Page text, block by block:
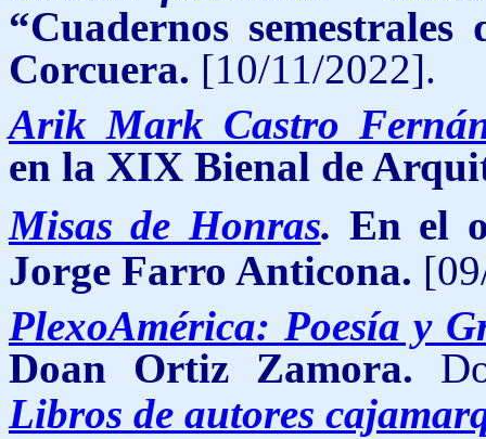
“Cuadernos
Corcuera. [10/11/2022].
Arik Mark Castro
en la XIX Bienal de
Misas de Honras. En el
Jorge Farro Anticona.
PlexoAmérica: Poesía y
Doan Ortiz Zamora.
Libros de autores